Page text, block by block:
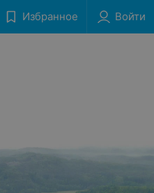
Избранное Войти